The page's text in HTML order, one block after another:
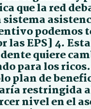
que la red
sistema
podemos
las EPS] 4.
quiere
para los
plan de
restringida
nivel en el